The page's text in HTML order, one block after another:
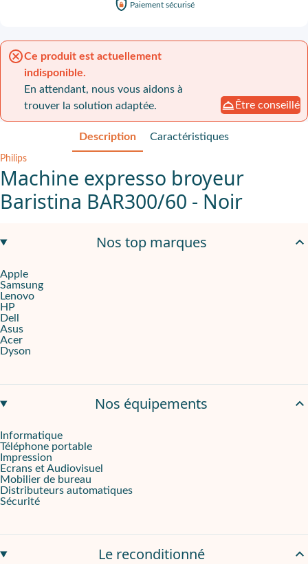
Paiement sécurisé
Ce produit est actuellement
indisponible.
En attendant, nous vous aidons à
trouver la solution adaptée.
Être conseillé
Description Caractéristiques
Philips
Machine expresso broyeur
Baristina BAR300/60 - Noir
Polyvalence et simplicité d’usage
La Philips Baristina BAR300/60 libère toute la complexité
Design compact et ergonomique pour espaces pro
Nos top marques
Apple
Samsung
Lenovo
HP
Dell
Asus
Acer
Dyson
Nos équipements
Informatique
Téléphone portable
Impression
Ecrans et Audiovisuel
Mobilier de bureau
Distributeurs automatiques
Sécurité
Le reconditionné